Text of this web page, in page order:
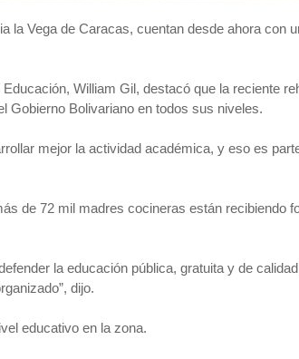
la Vega de Caracas, cuentan desde ahora con
William Gil, destacó que la reciente
Gobierno Bolivariano en todos sus niveles.
mejor la actividad académica, y eso es
de 72 mil madres cocineras están recibiendo
la educación pública, gratuita y de
dijo.
educativo en la zona.